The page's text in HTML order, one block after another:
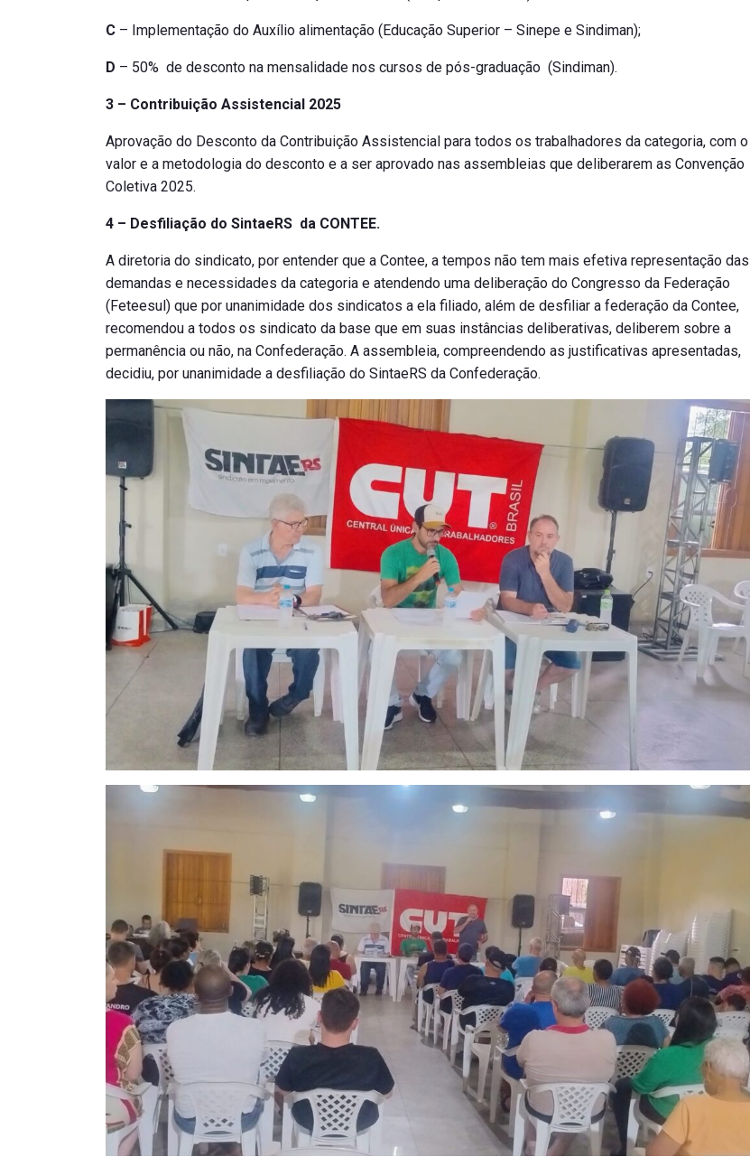
C – Implementação do Auxílio alimentação (Educação Superior – Sinepe e Sindiman);
D – 50% de desconto na mensalidade nos cursos de pós-graduação (Sindiman).
3 – Contribuição Assistencial 2025
Aprovação do Desconto da Contribuição Assistencial para todos os trabalhadores da categoria, com o
valor e a metodologia do desconto e a ser aprovado nas assembleias que deliberarem as Convenção
Coletiva 2025.
4 – Desfiliação do SintaeRS da CONTEE.
A diretoria do sindicato, por entender que a Contee, a tempos não tem mais efetiva representação das
demandas e necessidades da categoria e atendendo uma deliberação do Congresso da Federação
(Feteesul) que por unanimidade dos sindicatos a ela filiado, além de desfiliar a federação da Contee,
recomendou a todos os sindicato da base que em suas instâncias deliberativas, deliberem sobre a
permanência ou não, na Confederação. A assembleia, compreendendo as justificativas apresentadas,
decidiu, por unanimidade a desfiliação do SintaeRS da Confederação.